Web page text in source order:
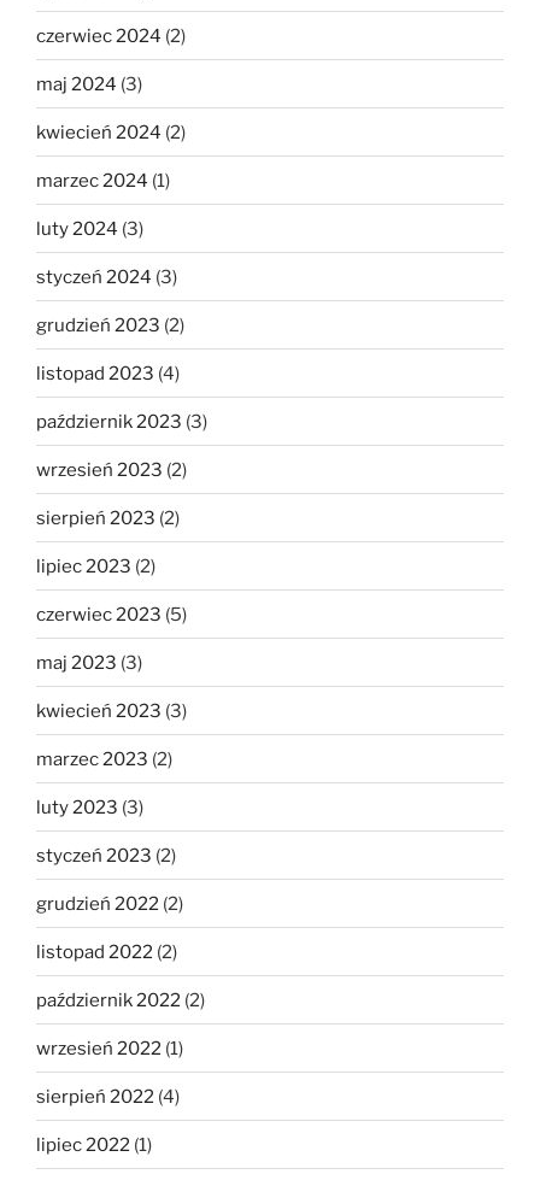
czerwiec 2024 (2)
maj 2024 (3)
kwiecień 2024 (2)
marzec 2024 (1)
luty 2024 (3)
styczeń 2024 (3)
grudzień 2023 (2)
listopad 2023 (4)
październik 2023 (3)
wrzesień 2023 (2)
sierpień 2023 (2)
lipiec 2023 (2)
czerwiec 2023 (5)
maj 2023 (3)
kwiecień 2023 (3)
marzec 2023 (2)
luty 2023 (3)
styczeń 2023 (2)
grudzień 2022 (2)
listopad 2022 (2)
październik 2022 (2)
wrzesień 2022 (1)
sierpień 2022 (4)
lipiec 2022 (1)